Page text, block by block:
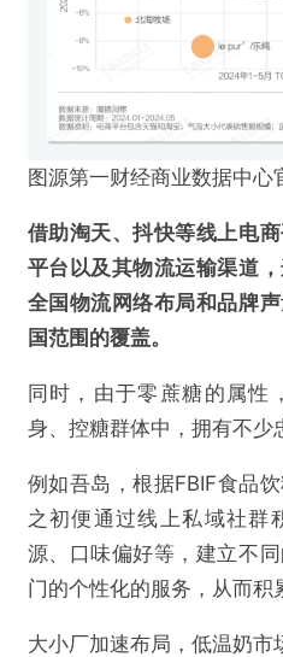
图源第一财经商业数据中心
借助淘天、抖快等线上电
平台以及其物流运输渠道
全国物流网络布局和品牌
国范围的覆盖。
同时，由于零蔗糖的属性
身、控糖群体中，拥有不少
例如吾岛，根据FBIF食品
之初便通过线上私域社群
源、口味偏好等，建立不
门的个性化的服务，从而积
大小厂加速布局，低温奶市